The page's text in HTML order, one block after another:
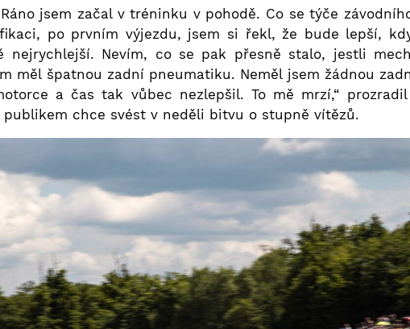
jsem začal v tréninku v pohodě. Co se týče
po prvním výjezdu, jsem si řekl, že bude lepší,
nejrychlejší. Nevím, co se pak přesně stalo, jestli
měl špatnou zadní pneumatiku. Neměl jsem žádnou
a čas tak vůbec nezlepšil. To mě mrzí,“
chce svést v neděli bitvu o stupně vítězů.